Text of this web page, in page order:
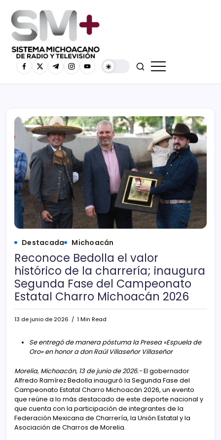
Destacada Michoacán
Reconoce Bedolla el valor
histórico de la charrería; inaugura
Segunda Fase del Campeonato
Estatal Charro Michoacán 2026
13 de junio de 2026 1 Min Read
Se entregó de manera póstuma la Presea «Espuela de
Oro» en honor a don Raúl Villaseñor Villaseñor
Morelia, Michoacán, 13 de junio de 2026.-El gobernador
Alfredo Ramírez Bedolla inauguró la Segunda Fase del
Campeonato Estatal Charro Michoacán 2026, un evento
que reúne a lo más destacado de este deporte nacional y
que cuenta con la participación de integrantes de la
Federación Mexicana de Charrería, la Unión Estatal y la
Asociación de Charros de Morelia.